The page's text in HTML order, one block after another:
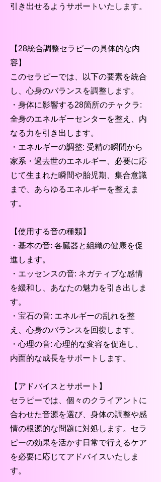
引き出せるようサポートいたします。
【28統合調整セラピーの具体的な内
容】
このセラピーでは、以下の要素を統合
し、心身のバランスを調整します。
・身体に影響する28箇所のチャクラ:
全身のエネルギーセンターを整え、内
なる力を引き出します。
・エネルギーの調整: 受精の瞬間から
家系・過去世のエネルギー、必要に応
じて生まれた瞬間や胎児期、集合意識
まで、あらゆるエネルギーを整えま
す。
【使用する音の種類】
・基本の音: 各臓器と組織の健康を促
進します。
・エッセンスの音: ネガティブな感情
を緩和し、あなたの魅力を引き出しま
す。
・宝石の音: エネルギーの乱れを整
え、心身のバランスを回復します。
・心理の音: 心理的な変容を促進し、
内面的な成長をサポートします。
【アドバイスとサポート】
セラピーでは、個々のクライアントに
合わせた音源を選び、身体の調整や感
情の根源的な問題に対処します。セラ
ピーの効果を活かす日常で行えるケア
を必要に応じてアドバイスいたしま
す。